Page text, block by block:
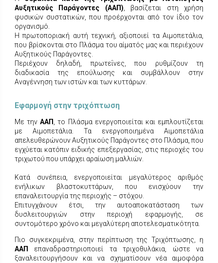
Αυξητικούς Παράγοντες (ΑΑΠ) , βασίζεται στη χρήση
φυσικών συστατικών, που προέρχονται από τον ίδιο τον
οργανισμό.
Η πρωτοποριακή αυτή τεχνική, αξιοποιεί τα Αιμοπετάλια,
που βρίσκονται στο Πλάσμα του αίματός μας και περιέχουν
Αυξητικούς Παράγοντες.
Περιέχουν δηλαδή, πρωτεΐνες, που ρυθμίζουν τη
διαδικασία της επούλωσης και συμβάλλουν στην
Αναγέννηση των ιστών και των κυττάρων.
Εφαρμογή στην τριχόπτωση
Με τηνΑΑΠ
, το Πλάσμα ενεργοποιείται και εμπλουτίζεται
με Αιμοπετάλια. Τα ενεργοποιημένα Αιμοπετάλια
απελευθερώνουν Αυξητικούς Παράγοντες στο Πλάσμα, που
εγχύεται κατόπιν ειδικής επεξεργασίας, στις περιοχές του
τριχωτού που υπάρχει αραίωση μαλλιών.
Κατά συνέπεια, ενεργοποιείται μεγαλύτερος αριθμός
ενήλικων βλαστοκυττάρων, που ενισχύουν την
επαναλειτουργία της περιοχής – στόχου.
Επιτυγχάνουν έτσι, την αυτοαποκατάσταση των
δυσλειτουργιών στην περιοχή εφαρμογής, σε
συντομότερο χρόνο και μεγαλύτερη αποτελεσματικότητα.
Πιο συγκεκριμένα, στην περίπτωση της Τριχόπτωσης, η
ΑΑΠ επαναδραστηριοποιεί τα τριχοθυλάκια, ώστε να
ξαναλειτουργήσουν και να σχηματίσουν νέα αιμοφόρα